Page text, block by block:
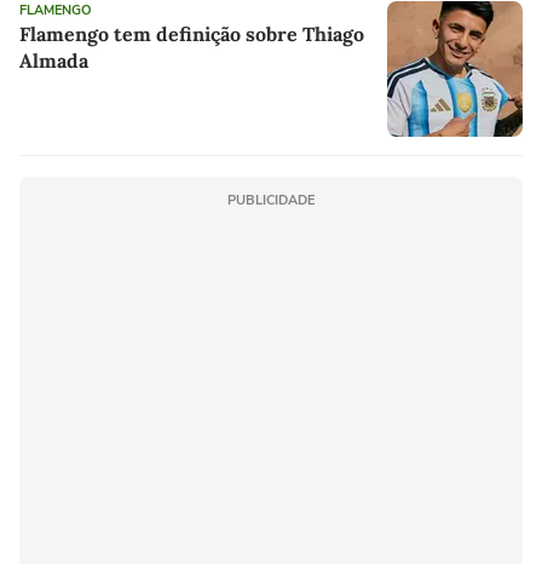
FLAMENGO
Flamengo tem definição sobre Thiago
Almada
PUBLICIDADE